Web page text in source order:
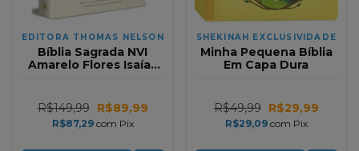
EDITORA THOMAS NELSON
Bíblia Sagrada NVI
Amarelo Flores Isaías
R$149,99 R$89,99
R$87,29 com Pix
SHEKINAH EXCLUSIVIDADE
Minha Pequena Bíblia
Em Capa Dura
R$49,99 R$29,99
R$29,09 com Pix